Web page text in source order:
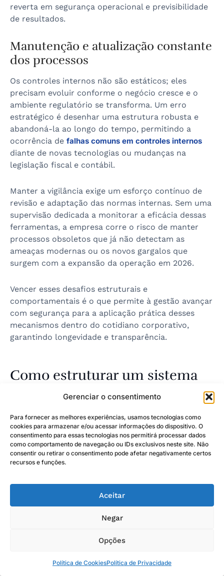
Gerenciar o consentimento
Para fornecer as melhores experiências, usamos tecnologias como
cookies para armazenar e/ou acessar informações do dispositivo. O
consentimento para essas tecnologias nos permitirá processar dados
como comportamento de navegação ou IDs exclusivos neste site. Não
consentir ou retirar o consentimento pode afetar negativamente certos
recursos e funções.
Aceitar
Negar
Opções
Política de CookiesPolítica de Privacidade
reverta em segurança operacional e previsibilidade
de resultados.
Manutenção e atualização constante
dos processos
Os controles internos não são estáticos; eles
precisam evoluir conforme o negócio cresce e o
ambiente regulatório se transforma. Um erro
estratégico é desenhar uma estrutura robusta e
abandoná-la ao longo do tempo, permitindo a
ocorrência de falhas comuns em controles internos
diante de novas tecnologias ou mudanças na
legislação fiscal e contábil.
Manter a vigilância exige um esforço contínuo de
revisão e adaptação das normas internas. Sem uma
supervisão dedicada a monitorar a eficácia dessas
ferramentas, a empresa corre o risco de manter
processos obsoletos que já não detectam as
ameaças modernas ou os novos gargalos que
surgem com a expansão da operação em 2026.
Vencer esses desafios estruturais e
comportamentais é o que permite à gestão avançar
com segurança para a aplicação prática desses
mecanismos dentro do cotidiano corporativo,
garantindo longevidade e transparência.
Como estruturar um sistema
de controle eficaz na sua
Estruturar um sistema de gestão robusto exige
uma abordagem metódica que conecte as metas
estratégicas às atividades cotidianas. O objetivo
engesse a operação, mas que ofereça a segurança
necessária para que a diretoria tome decisões
baseadas em dados íntegros.
integração entre pessoas, processos e tecnologia.
importância dos controles internos nas empresas